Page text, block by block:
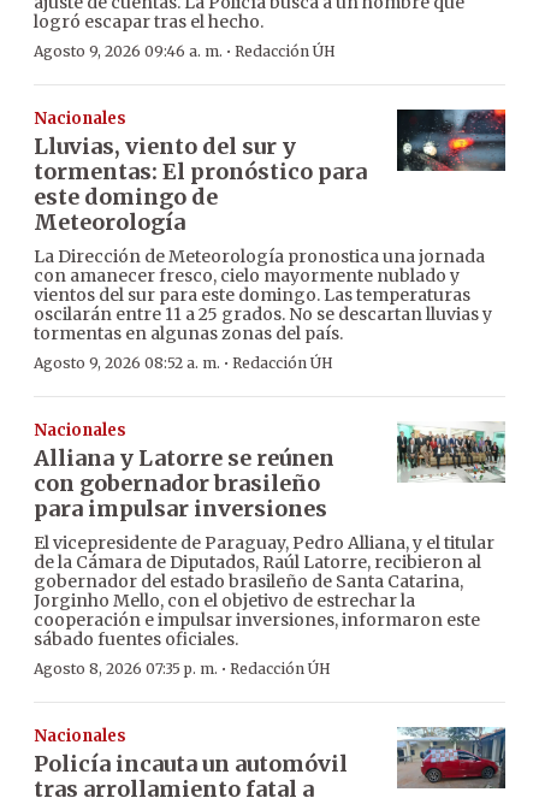
logró escapar tras el hecho.
Agosto 9, 2026 09:46 a. m. · Redacción ÚH
Nacionales
Lluvias, viento del sur y
tormentas: El pronóstico para
este domingo de
Meteorología
La Dirección de Meteorología pronostica una jornada
con amanecer fresco, cielo mayormente nublado y
vientos del sur para este domingo. Las temperaturas
oscilarán entre 11 a 25 grados. No se descartan lluvias y
tormentas en algunas zonas del país.
Agosto 9, 2026 08:52 a. m. · Redacción ÚH
Nacionales
Alliana y Latorre se reúnen
con gobernador brasileño
para impulsar inversiones
El vicepresidente de Paraguay, Pedro Alliana, y el titular
de la Cámara de Diputados, Raúl Latorre, recibieron al
gobernador del estado brasileño de Santa Catarina,
Jorginho Mello, con el objetivo de estrechar la
cooperación e impulsar inversiones, informaron este
sábado fuentes oficiales.
Agosto 8, 2026 07:35 p. m. · Redacción ÚH
Nacionales
Policía incauta un automóvil
tras arrollamiento fatal a